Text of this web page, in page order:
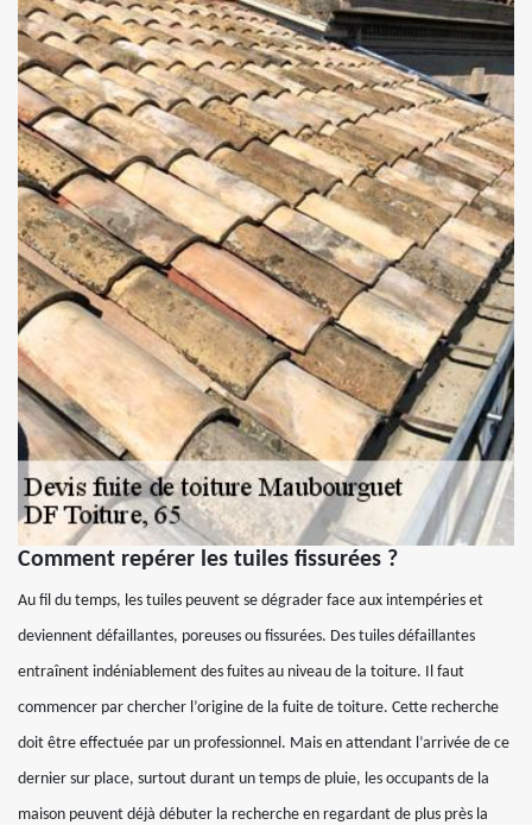
Comment repérer les tuiles fissurées ?
Au fil du temps, les tuiles peuvent se dégrader face aux intempéries et
deviennent défaillantes, poreuses ou fissurées. Des tuiles défaillantes
entraînent indéniablement des fuites au niveau de la toiture. Il faut
commencer par chercher l’origine de la fuite de toiture. Cette recherche
doit être effectuée par un professionnel. Mais en attendant l’arrivée de ce
dernier sur place, surtout durant un temps de pluie, les occupants de la
maison peuvent déjà débuter la recherche en regardant de plus près la